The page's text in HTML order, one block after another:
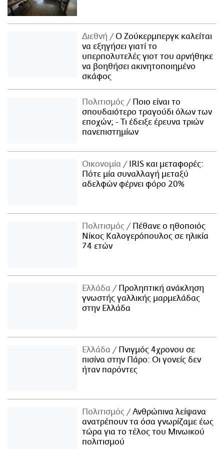
Διεθνή
Ο Ζούκερμπεργκ καλείται
να εξηγήσει γιατί το
υπερπολυτελές γιοτ του αρνήθηκε
να βοηθήσει ακινητοποιημένο
σκάφος
Πολιτισμός
Ποιο είναι το
σπουδαιότερο τραγούδι όλων των
εποχών; - Τι έδειξε έρευνα τριών
πανεπιστημίων
Οικονομία
IRIS και μεταφορές:
Πότε μία συναλλαγή μεταξύ
αδελφών φέρνει φόρο 20%
Πολιτισμός
Πέθανε ο ηθοποιός
Νίκος Καλογερόπουλος σε ηλικία
74 ετών
Ελλάδα
Προληπτική ανάκληση
γνωστής γαλλικής μαρμελάδας
στην Ελλάδα
Ελλάδα
Πνιγμός 4χρονου σε
πισίνα στην Πάρο: Οι γονείς δεν
ήταν παρόντες
Πολιτισμός
Ανθρώπινα λείψανα
ανατρέπουν τα όσα γνωρίζαμε έως
τώρα για το τέλος του Μινωικού
πολιτισμού